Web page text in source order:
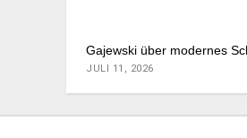
Gajewski über modernes
JULI 11, 2026